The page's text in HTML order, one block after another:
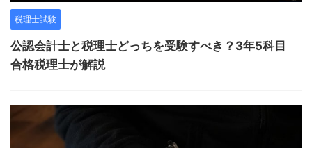
税理士試験
公認会計士と税理士どっちを受験すべき？3年5科目
合格税理士が解説